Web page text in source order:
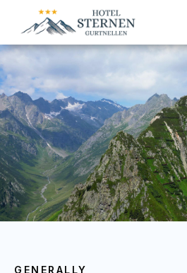
GENERALLY